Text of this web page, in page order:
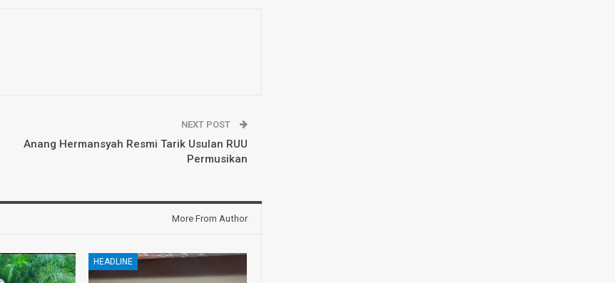
NEXT POST
Anang Hermansyah Resmi Tarik Usulan RUU
Permusikan
More From Author
HEADLINE